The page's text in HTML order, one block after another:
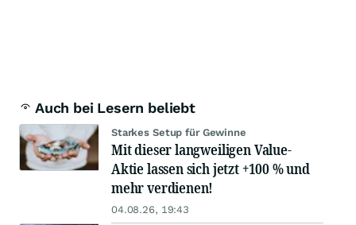
Auch bei Lesern beliebt
Starkes Setup für Gewinne
Mit dieser langweiligen Value-
Aktie lassen sich jetzt +100 % und
mehr verdienen!
04.08.26, 19:43